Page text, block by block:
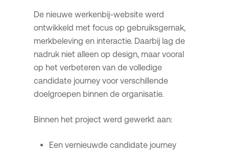
De nieuwe werkenbij-website werd
ontwikkeld met focus op gebruiksgemak,
merkbeleving en interactie. Daarbij lag de
nadruk niet alleen op design, maar vooral
op het verbeteren van de volledige
candidate journey voor verschillende
doelgroepen binnen de organisatie.
Binnen het project werd gewerkt aan:
Een vernieuwde candidate journey